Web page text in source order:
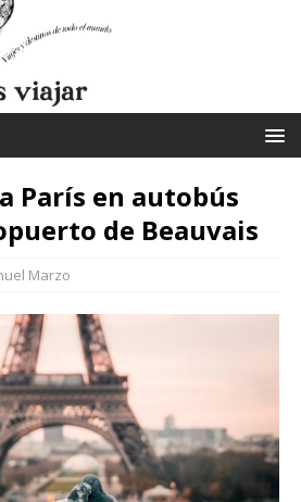
París en autobús
de Beauvais
Marzo